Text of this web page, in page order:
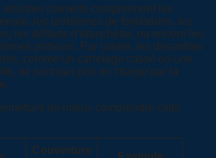
couverts comprennent les
les problèmes de fondations, les
les défauts d’étanchéité, ou encore les
porteurs. Par contre, les désordres
comme un carrelage cassé ou une
ne sont pas pris en charge par la
de mieux comprendre cette
Couverture